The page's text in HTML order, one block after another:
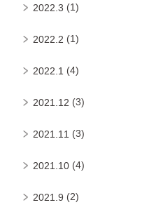
2022.3 (1)
2022.2 (1)
2022.1 (4)
2021.12 (3)
2021.11 (3)
2021.10 (4)
2021.9 (2)